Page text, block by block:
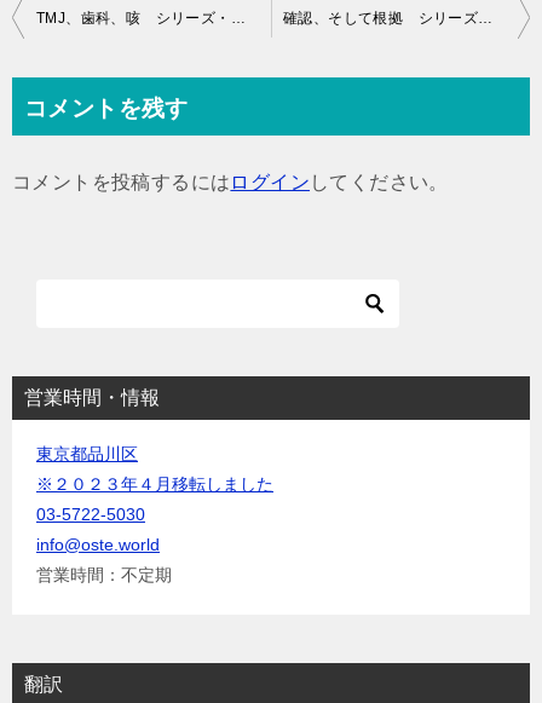
投
ビ
TMJ、歯科、咳 シリーズ・オステオパシー 確認、そして根拠 シリーズ・オステオパシー
コメントを残す
コメントを投稿するには ログイン してください。
営業時間・情報
東京都品川区
※２０２３年４月移転しました
03-5722-5030
info@oste.world
営業時間：不定期
翻訳